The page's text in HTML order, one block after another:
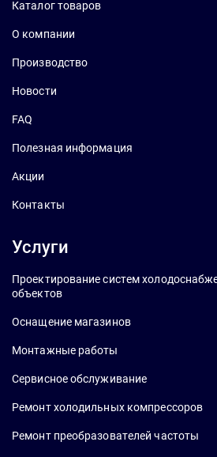
Каталог товаров
О компании
Производство
Новости
FAQ
Полезная информация
Акции
Контакты
Услуги
Проектирование систем
объектов
Оснащение магазинов
Монтажные работы
Сервисное обслуживание
Ремонт холодильных компрессоров
Ремонт преобразователей частоты